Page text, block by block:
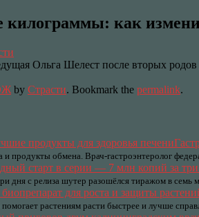
как
Ольга Шелест после вторых
by Страсти. Bookmark the permalink.
и продукты обмена. Врач-гастроэнтеролог
дня с релиза шутер разошёлся тиражом в
растениям расти быстрее и лучше